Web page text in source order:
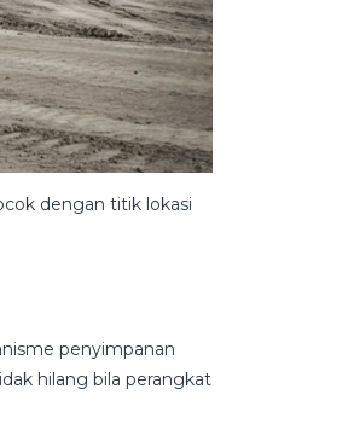
dengan titik lokasi
penyimpanan
hilang bila perangkat